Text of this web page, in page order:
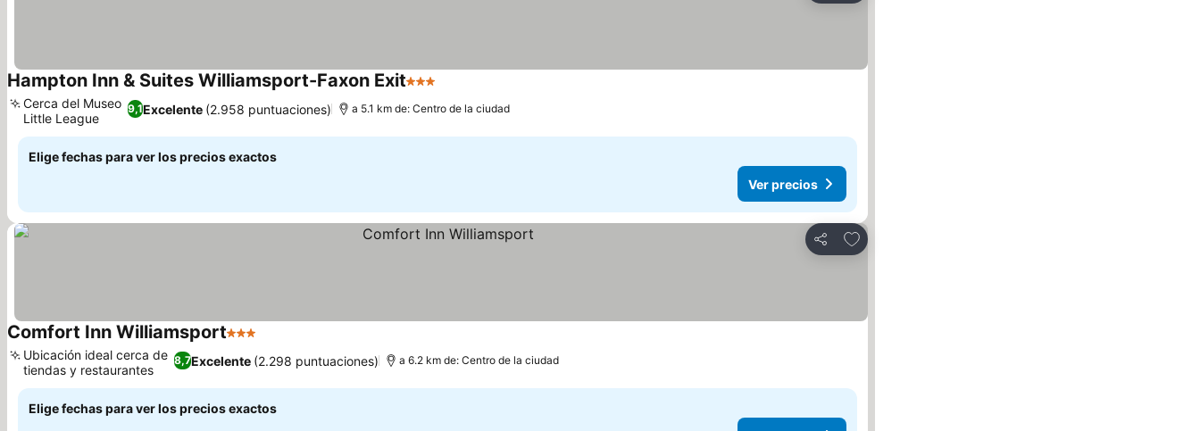
Hampton Inn & Suites Williamsport-Faxon Exit3 Estrellas
9,1Excelente (2.958 puntuaciones)
Cerca del Museo
Little League
a 5.1 km de: Centro de la ciudad
Elige fechas para ver los precios exactos
Ver precios
Compartir
Agregar a favoritos
Comfort Inn Williamsport3 Estrellas
8,7Excelente (2.298 puntuaciones)
Ubicación ideal cerca de
tiendas y restaurantes
a 6.2 km de: Centro de la ciudad
Elige fechas para ver los precios exactos